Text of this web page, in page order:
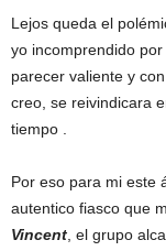
Lejos queda el
yo incomprendido
parecer valiente y
creo, se reivindicara
tiempo .
Por eso para mi este
autentico fiasco que
Vincent , el grupo